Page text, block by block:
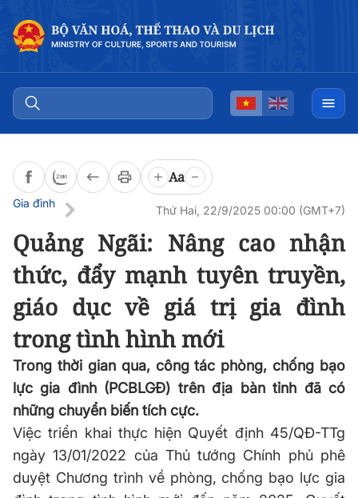
Aa
Gia đình
Thứ Hai, 22/9/2025 00:00 (GMT+7)
Quảng Ngãi: Nâng cao nhận
thức, đẩy mạnh tuyên truyền,
giáo dục về giá trị gia đình
trong tình hình mới
Trong thời gian qua, công tác phòng, chống bạo
lực gia đình (PCBLGĐ) trên địa bàn tỉnh đã có
những chuyển biến tích cực.
Việc triển khai thực hiện Quyết định 45/QĐ-TTg
ngày 13/01/2022 của Thủ tướng Chính phủ phê
duyệt Chương trình về phòng, chống bạo lực gia
Đọc bài